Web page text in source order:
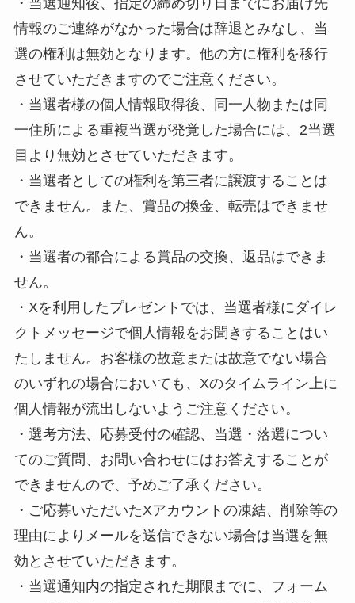
・当選通知後、指定の締め切り日までにお届け先
情報のご連絡がなかった場合は辞退とみなし、当
選の権利は無効となります。他の方に権利を移行
させていただきますのでご注意ください。
・当選者様の個人情報取得後、同一人物または同
一住所による重複当選が発覚した場合には、2当選
目より無効とさせていただきます。
・当選者としての権利を第三者に譲渡することは
できません。また、賞品の換金、転売はできませ
ん。
・当選者の都合による賞品の交換、返品はできま
せん。
・Xを利用したプレゼントでは、当選者様にダイレ
クトメッセージで個人情報をお聞きすることはい
たしません。お客様の故意または故意でない場合
のいずれの場合においても、Xのタイムライン上に
個人情報が流出しないようご注意ください。
・選考方法、応募受付の確認、当選・落選につい
てのご質問、お問い合わせにはお答えすることが
できませんので、予めご了承ください。
・ご応募いただいたXアカウントの凍結、削除等の
理由によりメールを送信できない場合は当選を無
効とさせていただきます。
・当選通知内の指定された期限までに、フォーム